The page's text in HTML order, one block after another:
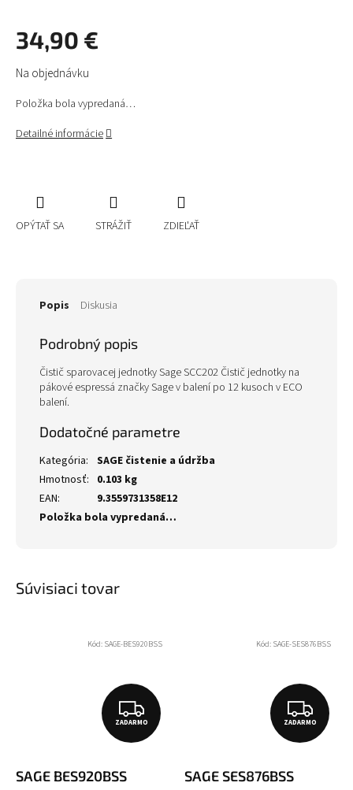
34,90 €
Jednotková
cena:
Na objednávku
Položka bola vypredaná…
Detailné informácie
OPÝTAŤ SA STRÁŽIŤ ZDIEĽAŤ
Popis Diskusia
Podrobný popis
Čistič sparovacej jednotky Sage SCC202 Čistič jednotky na
pákové espressá značky Sage v balení po 12 kusoch v ECO
balení.
Dodatočné parametre
Kategória: SAGE čistenie a údržba
Hmotnosť: 0.103 kg
EAN:
9.3559731358E12
Položka bola vypredaná…
Súvisiaci tovar
Z
A
ZADARMO
SAGE BES920BSS
Kód: SAGE-BES920BSS
Z
A
ZADARMO
SAGE SES876BSS
Kód: SAGE-SES876BSS